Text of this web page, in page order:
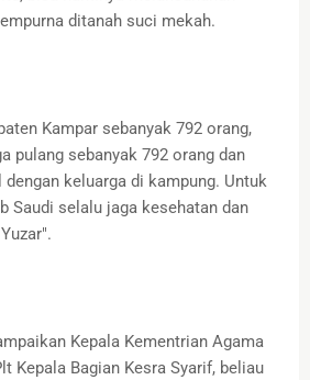
ditanah suci mekah.
Kampar sebanyak 792 orang,
pulang sebanyak 792 orang dan
keluarga di kampung. Untuk
Saudi selalu jaga kesehatan dan
Kepala Kementrian Agama
Kepala Bagian Kesra Syarif, beliau